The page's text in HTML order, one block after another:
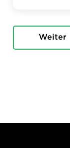
Weiter